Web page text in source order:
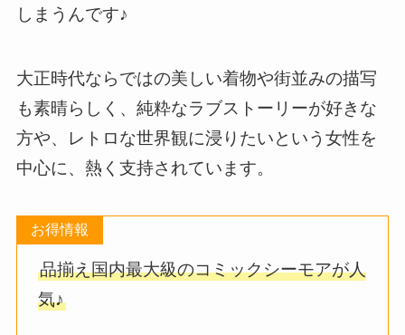
しまうんです♪
大正時代ならではの美しい着物や街並みの描写
も素晴らしく、純粋なラブストーリーが好きな
方や、レトロな世界観に浸りたいという女性を
中心に、熱く支持されています。
お得情報
品揃え国内最大級のコミックシーモアが人
気♪